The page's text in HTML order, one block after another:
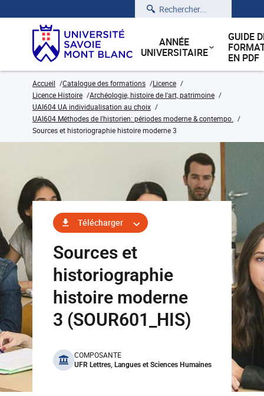
Rechercher
ANNÉE
UNIVERSITAIRE
GUIDE
EN PDF
Accueil Catalogue des formations
Licence
Licence Histoire
Archéologie, histoire de l'art, patrimoine
UAI604 UA individualisation au choix
UAI604 Méthodes de l'historien: périodes moderne & contempo.
Sources et historiographie histoire moderne 3
Télécharger
Sources et
historiographie
histoire moderne
3 (SOUR601_HIS)
benefits
COMPOSANTE
UFR Lettres, Langues et Sciences Humaines